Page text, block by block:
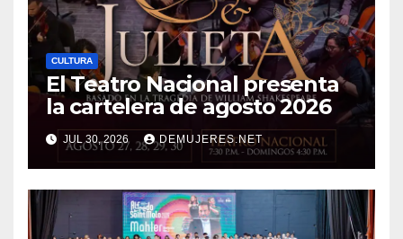
CULTURA
El Teatro Nacional presenta
la cartelera de agosto 2026
JUL 30, 2026 DEMUJERES.NET